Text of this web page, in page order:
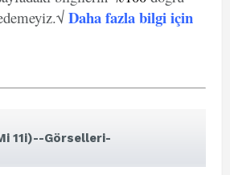
Daha fazla bilgi için
11i)--Görselleri-